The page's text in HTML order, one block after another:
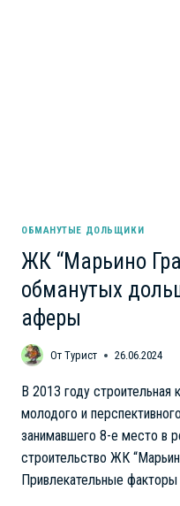
ОБМАНУТЫЕ ДОЛЬЩИКИ
ЖК “Марьино
обманутых
аферы
От Турист 26.06.2024
В 2013 году строительная
молодого и
занимавшего 8-е место в
строительство ЖК
Привлекательные